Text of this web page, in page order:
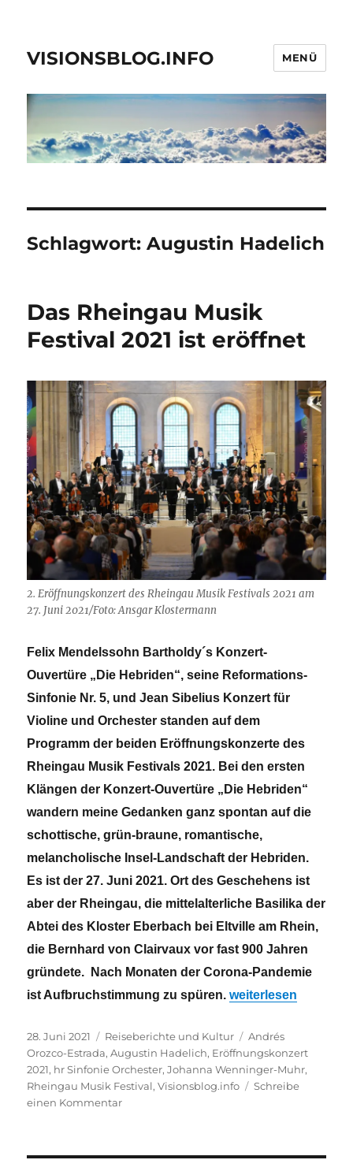
VISIONSBLOG.INFO MENÜ
Schlagwort:Augustin Hadelich
Das Rheingau Musik
Festival 2021 ist eröffnet
2. Eröffnungskonzert des Rheingau Musik Festivals 2021 am
27. Juni 2021/Foto: Ansgar Klostermann
Felix Mendelssohn Bartholdy´s Konzert-
Ouvertüre „Die Hebriden“, seine Reformations-
Sinfonie Nr. 5, und Jean Sibelius Konzert für
Violine und Orchester standen auf dem
Programm der beiden Eröffnungskonzerte des
Rheingau Musik Festivals 2021. Bei den ersten
Klängen der Konzert-Ouvertüre „Die Hebriden“
wandern meine Gedanken ganz spontan auf die
schottische, grün-braune, romantische,
melancholische Insel-Landschaft der Hebriden.
Es ist der 27. Juni 2021. Ort des Geschehens ist
aber der Rheingau, die mittelalterliche Basilika der
Abtei des Kloster Eberbach bei Eltville am Rhein,
die Bernhard von Clairvaux vor fast 900 Jahren
gründete. Nach Monaten der Corona-Pandemie
ist Aufbruchstimmung zu spüren.„Das Rheingau
weiterlesen
Veröffentlicht
am
28. Juni 2021 Kategorien
Reiseberichte und Kultur Schlagwörter
Andrés
Orozco-Estrada,Augustin Hadelich, Eröffnungskonzert
2021, hr Sinfonie Orchester,Johanna Wenninger-Muhr,
Rheingau Musik Festival,Visionsblog.info
Schreibe
einen Kommentarzu